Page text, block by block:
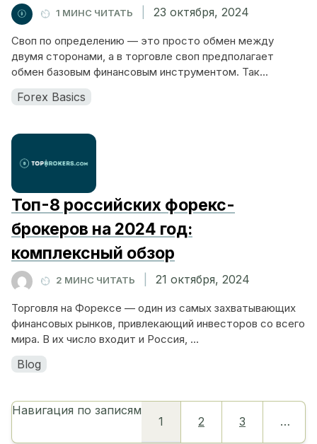
1 МИНС ЧИТАТЬ 23 октября, 2024
Своп по определению — это просто обмен между
двумя сторонами, а в торговле своп предполагает
обмен базовым финансовым инструментом. Так...
Forex Basics
Топ-8 российских форекс-
брокеров на 2024 год:
комплексный обзор
2 МИНС ЧИТАТЬ 21 октября, 2024
Торговля на Форексе — один из самых захватывающих
финансовых рынков, привлекающий инвесторов со всего
мира. В их число входит и Россия, ...
Blog
Навигация по записям
1
2 3 …